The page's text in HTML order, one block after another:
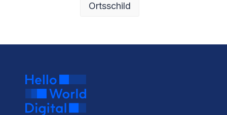
Ortsschild